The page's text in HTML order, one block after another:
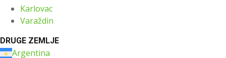
Karlovac
Varaždin
DRUGE ZEMLJE
Argentina